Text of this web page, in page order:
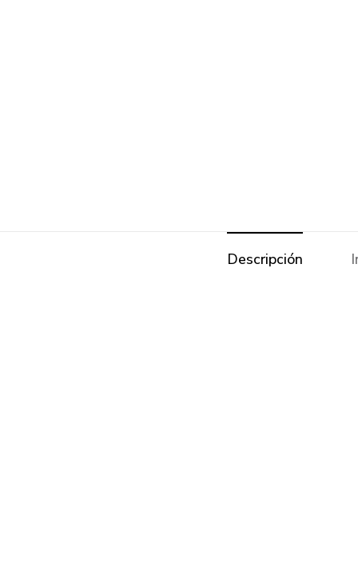
Descripción